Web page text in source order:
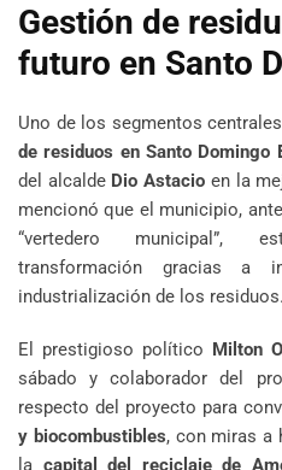
Gestión de
futuro en Santo
Uno de los segmentos
de residuos en Santo Domingo
del alcalde Dio Astacio en la
mencionó que el municipio,
“vertedero municipal”,
transformación gracias a
industrialización de los residuos.
El prestigioso político Milton
sábado y colaborador del
respecto del proyecto para
y biocombustibles, con miras a
la capital del reciclaje de